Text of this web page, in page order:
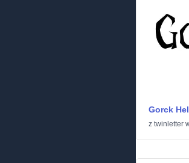
Gorck
z twinletter